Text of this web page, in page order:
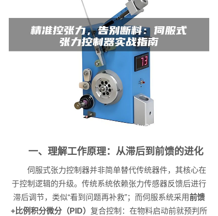
一、理解工作原理：从滞后到前馈的进化
伺服式张力控制器并非简单替代传统器件，其核心在
于控制逻辑的升级。传统系统依赖张力传感器反馈后进行
滞后调节，类似“看到问题再补救”；而伺服系统采用前馈
+比例积分微分（PID） 复合控制：在物料启动前就预判所